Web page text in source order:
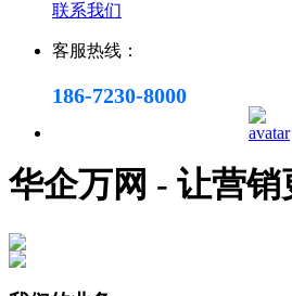
联系我们
客服热线：
186-7230-8000
华企万网 - 让营销